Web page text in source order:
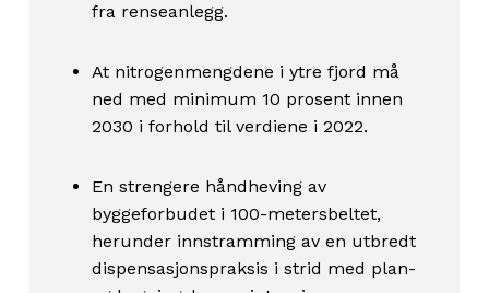
fra renseanlegg.
At nitrogenmengdene i ytre fjord må
ned med minimum 10 prosent innen
2030 i forhold til verdiene i 2022.
En strengere håndheving av
byggeforbudet i 100-metersbeltet,
herunder innstramming av en utbredt
dispensasjonspraksis i strid med plan-